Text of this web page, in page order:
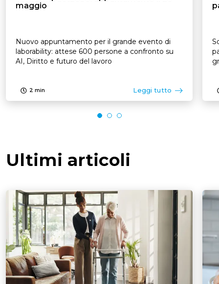
maggio
Nuovo appuntamento per il grande evento di
laborability: attese 600 persone a confronto su
AI, Diritto e futuro del lavoro
2 min Leggi tutto
Ultimi articoli